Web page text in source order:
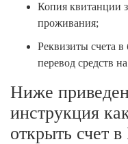
Копия квитанции
проживания;
Реквизиты счета в
перевод средств
Ниже
инструкция
открыть счет